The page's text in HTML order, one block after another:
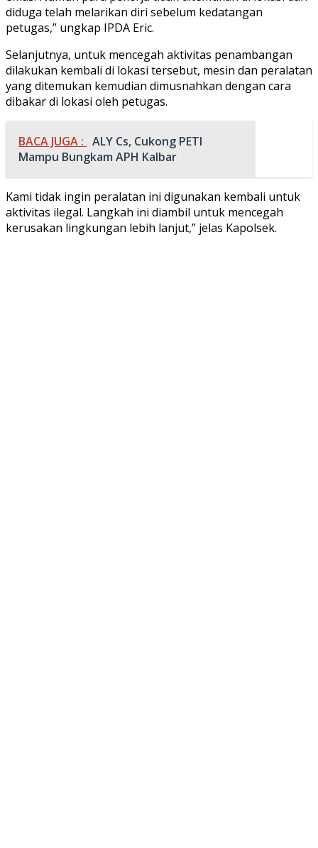
diduga telah melarikan diri sebelum kedatangan
petugas,” ungkap IPDA Eric.
Selanjutnya, untuk mencegah aktivitas penambangan
dilakukan kembali di lokasi tersebut, mesin dan peralatan
yang ditemukan kemudian dimusnahkan dengan cara
dibakar di lokasi oleh petugas.
BACA JUGA : ALY Cs, Cukong PETI
Mampu Bungkam APH Kalbar
Kami tidak ingin peralatan ini digunakan kembali untuk
aktivitas ilegal. Langkah ini diambil untuk mencegah
kerusakan lingkungan lebih lanjut,” jelas Kapolsek.